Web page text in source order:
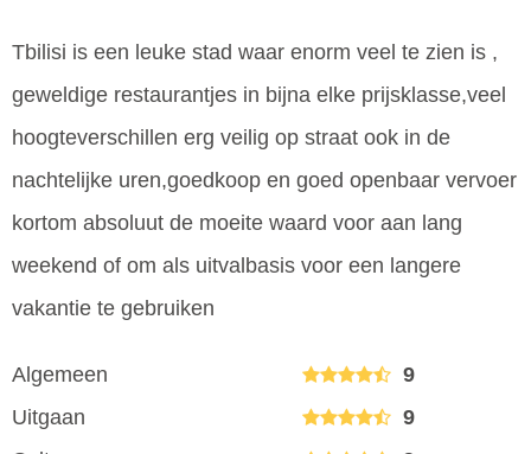
Tbilisi is een leuke stad waar enorm veel te zien is ,
geweldige restaurantjes in bijna elke prijsklasse,veel
hoogteverschillen erg veilig op straat ook in de
nachtelijke uren,goedkoop en goed openbaar vervoer
kortom absoluut de moeite waard voor aan lang
weekend of om als uitvalbasis voor een langere
vakantie te gebruiken
Algemeen
9
Uitgaan
9